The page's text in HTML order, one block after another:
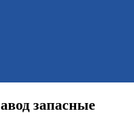
запасные